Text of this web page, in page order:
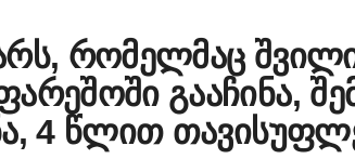
რომელმაც
გააჩინა,
4 წლით